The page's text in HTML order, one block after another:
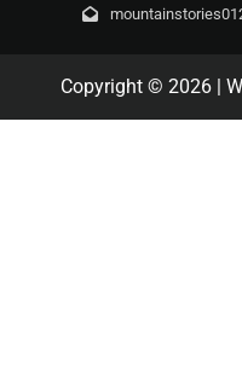
Copyright © 2026 |